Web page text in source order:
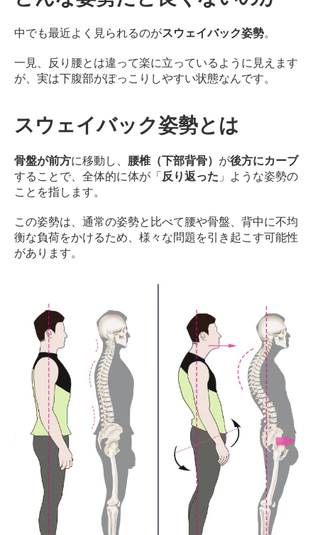
ジ
治
家
が
治
の
た
め
ア
ー
ク
中でも最近よく見られるのがスウェイバック姿勢。
一見、反り腰とは違って楽に立っているように見えます
が、実は下腹部がぽっこりしやすい状態なんです。
スウェイバック姿勢とは
骨盤が前方に移動し、 腰椎（下部背骨） が後方にカーブ
することで、全体的に体が「 反り返った 」ような姿勢の
ことを指します。
この姿勢は、通常の姿勢と比べて腰や骨盤、背中に不均
衡な負荷をかけるため、様々な問題を引き起こす可能性
があります。